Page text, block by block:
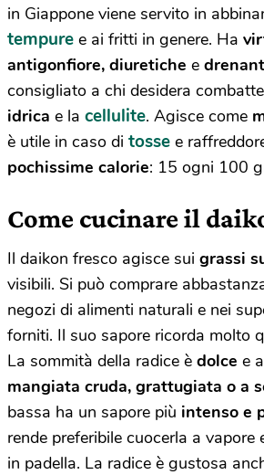
in Giappone viene servito in
tempure e ai fritti in genere. Ha
antigonfiore, diuretiche e
consigliato a chi desidera
idrica e la cellulite. Agisce come
è utile in caso di tosse e
pochissime calorie: 15 ogni 100
Come cucinare il
Il daikon fresco agisce sui grassi
visibili. Si può comprare
negozi di alimenti naturali e nei
forniti. Il suo sapore ricorda molto
La sommità della radice è dolce e
mangiata cruda, grattugiata o a
bassa ha un sapore più intenso e
rende preferibile cuocerla a vapore
in padella. La radice è gustosa